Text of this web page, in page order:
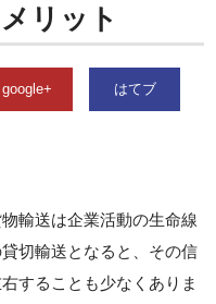
リット
google+ はてブ
輸送は企業活動の生命線
切輸送となると、その信
することも少なくありま